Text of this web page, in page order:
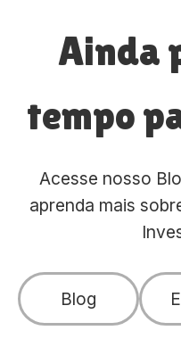
Ainda
tempo
Acesse nosso
aprenda mais
Blog